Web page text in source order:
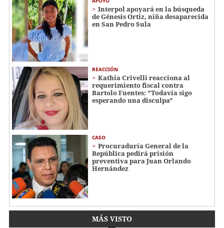
Interpol apoyará en la búsqueda
de Génesis Ortiz, niña desaparecida
en San Pedro Sula
REACCIÓN
Kathia Crivelli reacciona al
requerimiento fiscal contra
Bartolo Fuentes: "Todavía sigo
esperando una disculpa"
CASO
Procuraduría General de la
República pedirá prisión
preventiva para Juan Orlando
Hernández
MÁS VISTO